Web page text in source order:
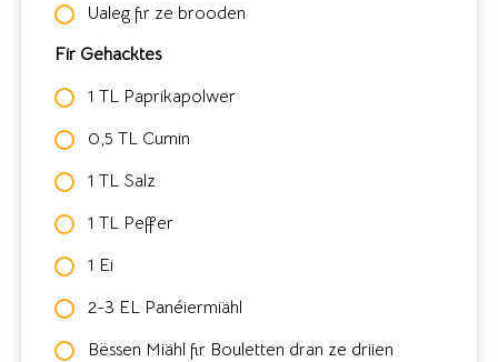
Ualeg fir ze brooden
Fir Gehacktes
1 TL Paprikapolwer
0,5 TL Cumin
1 TL Salz
1 TL Peffer
1 Ei
2-3 EL Panéiermiähl
Bëssen Miähl fir Bouletten dran ze driien